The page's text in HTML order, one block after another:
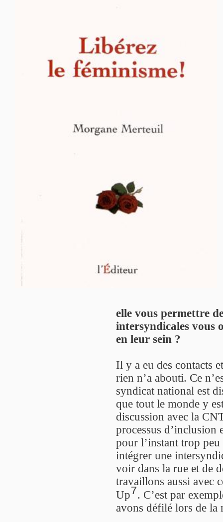
elle vous permettre
intersyndicales vous
en leur sein ?
Il y a eu des contacts
rien n’a abouti. Ce
syndicat national est
que tout le monde y
discussion avec la
processus d’inclusion
pour l’instant trop
intégrer une
voir dans la rue et de
travaillons aussi avec
Up7. C’est par
avons défilé lors de la